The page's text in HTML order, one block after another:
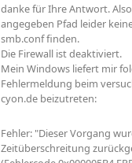
danke für Ihre Antwort.
angegeben Pfad leider
smb.conf finden.
Die Firewall ist deaktiviert.
Mein Windows liefert mir
Fehlermeldung beim
cyon.de beizutreten:
Fehler: "Dieser Vorgang
Zeitüberschreitung